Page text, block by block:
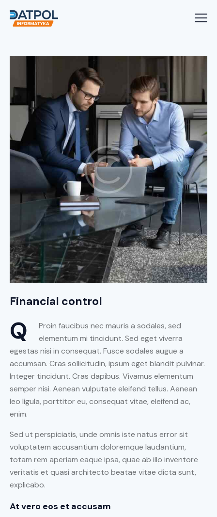
Financial control
Q
Proin faucibus nec mauris a sodales, sed
elementum mi tincidunt. Sed eget viverra
egestas nisi in consequat. Fusce sodales augue a
accumsan. Cras sollicitudin, ipsum eget blandit pulvinar.
Integer tincidunt. Cras dapibus. Vivamus elementum
semper nisi. Aenean vulputate eleifend tellus. Aenean
leo ligula, porttitor eu, consequat vitae, eleifend ac,
enim.
Sed ut perspiciatis, unde omnis iste natus error sit
voluptatem accusantium doloremque laudantium,
totam rem aperiam eaque ipsa, quae ab illo inventore
veritatis et quasi architecto beatae vitae dicta sunt,
explicabo.
At vero eos et accusam